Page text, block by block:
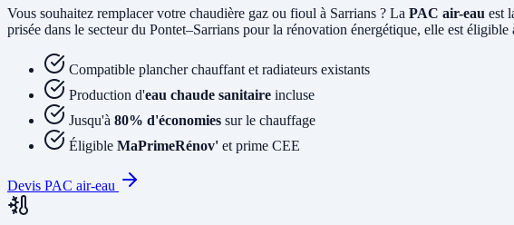
Vous souhaitez remplacer votre chaudière gaz ou fioul à Sarrians ? La PAC air-eau est
prisée dans le secteur du Pontet–Sarrians pour la rénovation énergétique, elle est éligible
Compatible plancher chauffant et radiateurs existants
Production d'eau chaude sanitaire incluse
Jusqu'à 80% d'économies sur le chauffage
Éligible MaPrimeRénov' et prime CEE
Devis PAC air-eau